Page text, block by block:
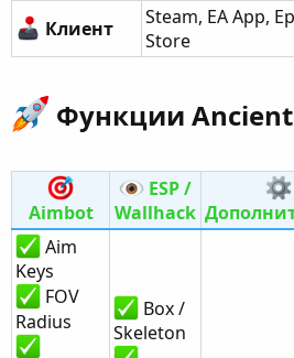
Клиент
Steam, EA App,
Store
Функции Ancient
Aimbot
ESP /
Wallhack
Aim
Keys
FOV
Radius
Box /
Skeleton